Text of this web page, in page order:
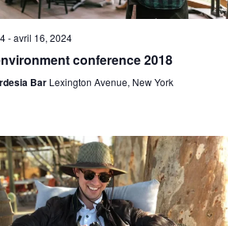
-avril 16, 2024
conference 2018
Bar Lexington Avenue, New York